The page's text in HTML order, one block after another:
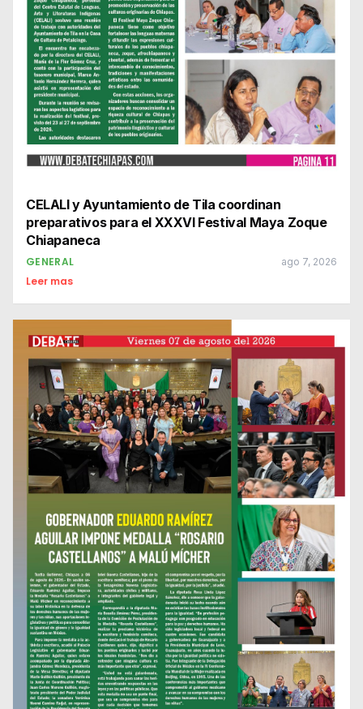
CELALI y Ayuntamiento de Tila coordinan
preparativos para el XXXVI Festival Maya Zoque
Chiapaneca
GENERAL ago 7, 2026
Leer mas